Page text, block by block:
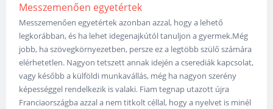
Messzemenően egyetértek
Messzemenően egyetértek azonban azzal, hogy a lehető
legkorábban, és ha lehet idegenajkútól tanuljon a gyermek.Még
jobb, ha szövegkörnyezetben, persze ez a legtöbb szülő számára
elérhetetlen. Nagyon tetszett annak idején a cserediák kapcsolat,
vagy később a külföldi munkavállás, még ha nagyon szerény
képességgel rendelkezik is valaki. Fiam tegnap utazott újra
Franciaországba azzal a nem titkolt céllal, hogy a nyelvet is minél